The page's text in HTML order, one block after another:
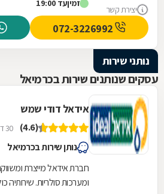
יצירת קשר
זמיןעד 19:00
נותני שירות
עסקים שנותנים שירות בכרמיאל
אידאל דודי שמש
(4.6) 30 דירוגים
נותן שירות בכרמיאל
חברת אידאל מייצרת
ומערכות סולריות. שירותיה